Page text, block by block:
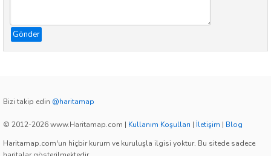
Gönder
Bizi takip edin @haritamap
© 2012-2026 www.Haritamap.com | Kullanım Koşulları | İletişim | Blog
Haritamap.com'un hiçbir kurum ve kuruluşla ilgisi yoktur. Bu sitede sadece